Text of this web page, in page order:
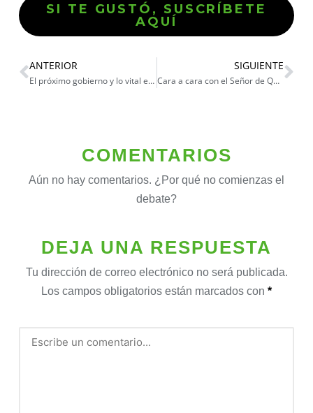
SI TE GUSTÓ, SUSCRÍBETE
AQUÍ
ANTERIOR
El próximo gobierno y lo vital en economía
SIGUIENTE
Cara a cara con el Señor de Quyllur Rit’i
COMENTARIOS
Aún no hay comentarios. ¿Por qué no comienzas el
debate?
DEJA UNA RESPUESTA
Tu dirección de correo electrónico no será publicada.
Los campos obligatorios están marcados con *